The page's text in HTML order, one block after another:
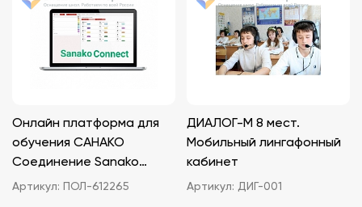
Онлайн платформа для
обучения САНАКО
Соединение Sanako
Connect
Артикул: ПОЛ-612265
ДИАЛОГ-М 8 мест.
Мобильный лингафонный
кабинет
Артикул: ДИГ-001